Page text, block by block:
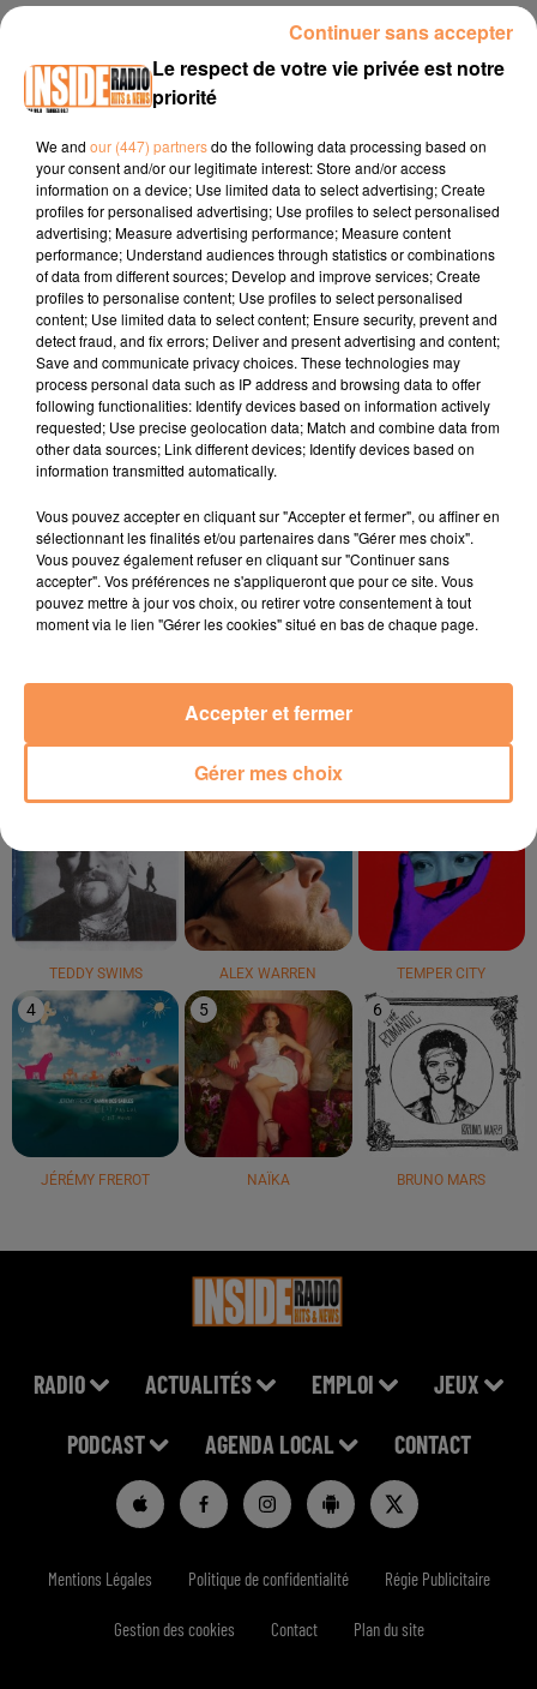
PODCAST DE PSL : EMISSION DU LUNDI 14 JANVIER 2019
PODCAST DE PSL : EMISSION DU LUNDI 14 JANVIER
2019
TITRES DIFFUSÉS
17h03
17h03
GIMS
Soleil
17h00
17h00
MR. BELT ET WEZOL
It's Not Right But It's
Viva La Vida
1
TEDDY SWIMS
2
ALEX WARREN
3
TEMPER CITY
4
JÉRÉMY FREROT
5
NAÏKA
6
BRUNO MARS
RADIO ACTUALITÉS EMPLOI JEUX
PODCAST AGENDA LOCAL CONTACT
Mentions Légales Politique de confidentialité Régie Publicitaire
Gestion des cookies Contact Plan du site
Le respect de votre vie privée est notre
priorité
We and our (447) partnersdo the following data processing based on
your consent and/or our legitimate interest: Store and/or access
information on a device; Use limited data to select advertising; Create
profiles for personalised advertising; Use profiles to select personalised
advertising; Measure advertising performance; Measure content
performance; Understand audiences through statistics or combinations
of data from different sources; Develop and improve services; Create
profiles to personalise content; Use profiles to select personalised
content; Use limited data to select content; Ensure security, prevent and
detect fraud, and fix errors; Deliver and present advertising and content;
Save and communicate privacy choices. These technologies may
process personal data such as IP address and browsing data to offer
following functionalities: Identify devices based on information actively
requested; Use precise geolocation data; Match and combine data from
other data sources; Link different devices; Identify devices based on
information transmitted automatically.
Vous pouvez accepter en cliquant sur "Accepter et fermer", ou affiner en
sélectionnant les finalités et/ou partenaires dans "Gérer mes choix".
Vous pouvez également refuser en cliquant sur "Continuer sans
accepter". Vos préférences ne s'appliqueront que pour ce site. Vous
pouvez mettre à jour vos choix, ou retirer votre consentement à tout
moment via le lien "Gérer les cookies" situé en bas de chaque page.
Gérer mes choix
Accepter et fermer
Continuer sans accepter